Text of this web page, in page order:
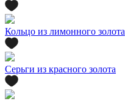
Кольцо из лимонного золота
Серьги из красного золота